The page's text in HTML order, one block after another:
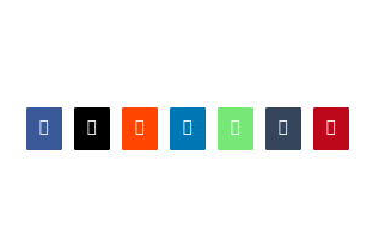
Facebook
X RedditLinkedInWhatsAppTumblrPinterest